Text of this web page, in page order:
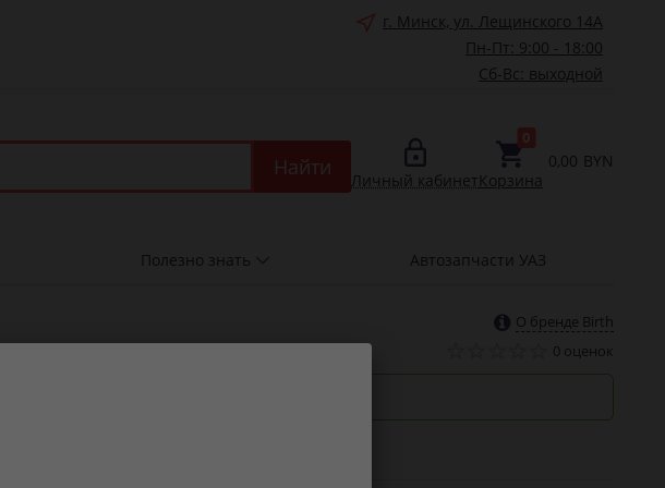
г. Минск, ул. Лещинского 14А
Пн-Пт: 9:00 - 18:00
Сб-Вс: выходной
Найти
Личный кабинет Корзина
0
0,00 BYN
Полезно знать Автозапчасти УАЗ
О бренде Birth
0 оценок